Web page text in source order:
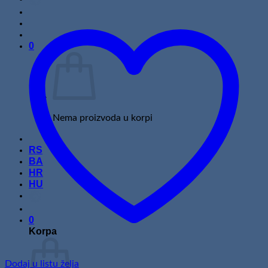
0
Nema proizvoda u korpi
RS
BA
HR
HU
0
Korpa
Dodaj u listu želja